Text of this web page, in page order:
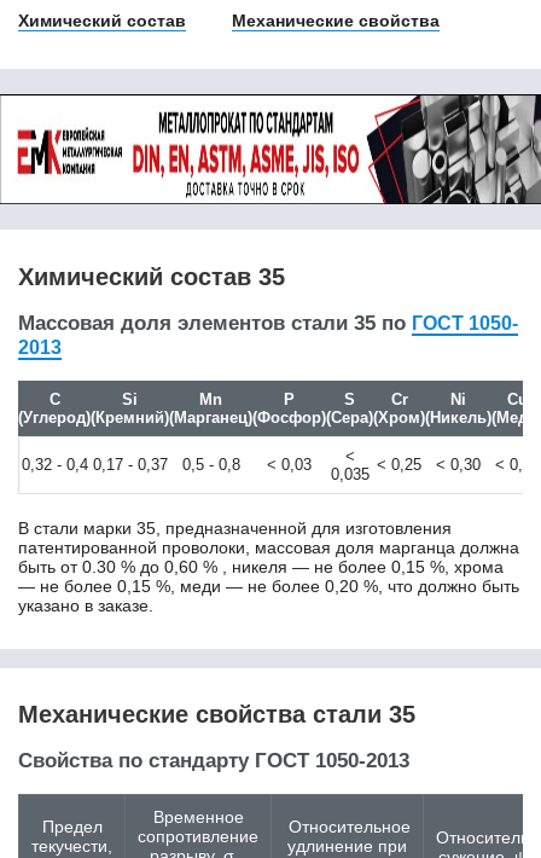
38ХН3МФА
38ХС
3Х10В2Ф
3Х2В8Ф
40CrMoV4-6
40Г
40Г1Р
40Г1ТР
40Г2
40ГМФР
40ГР
40Х
40Х10С2М
40Х13
40Х2Н2МА
40ХГМА
40ХГНМ
40ХГТР
40ХМФА
40ХН
40ХН2МА
40ХФА
41Cr4
41CrAlMo7-10
41CrS4
41NiCrMo7-3-2
Химический состав Механические свойства
Химический состав 35
Массовая доля элементов стали 35 по ГОСТ 1050-
2013
C
(Углерод)
Si
(Кремний)
Mn
(Марганец)
P
(Фосфор)
S
(Сера)
Cr
(Хром)
Ni
(Никель)
Cu
(Медь)
0,32 - 0,4 0,17 - 0,37 0,5 - 0,8 < 0,03
<
0,035
< 0,25 < 0,30 < 0,30
В стали марки 35, предназначенной для изготовления
патентированной проволоки, массовая доля марганца должна
быть от 0.30 % до 0,60 % , никеля — не более 0,15 %, хрома
— не более 0,15 %, меди — не более 0,20 %, что должно быть
указано в заказе.
Механические свойства стали 35
Свойства по стандарту ГОСТ 1050-2013
Предел
текучести,
Временное
сопротивление
Относительное
удлинение при